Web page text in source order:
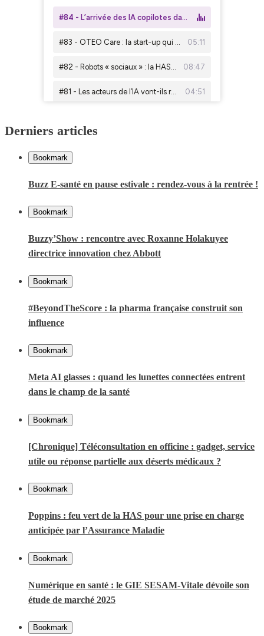
Derniers articles
Bookmark
Buzz E-santé en pause estivale : rendez-vous à la rentrée !
Bookmark
Buzzy’Show : rencontre avec Roxanne Holakuyee
directrice innovation chez Abbott
Bookmark
#BeyondTheScore : la pharma française construit son
influence
Bookmark
Meta AI glasses : quand les lunettes connectées entrent
dans le champ de la santé
Bookmark
[Chronique] Téléconsultation en officine : gadget, service
utile ou réponse partielle aux déserts médicaux ?
Bookmark
Poppins : feu vert de la HAS pour une prise en charge
anticipée par l’Assurance Maladie
Bookmark
Numérique en santé : le GIE SESAM-Vitale dévoile son
étude de marché 2025
Bookmark